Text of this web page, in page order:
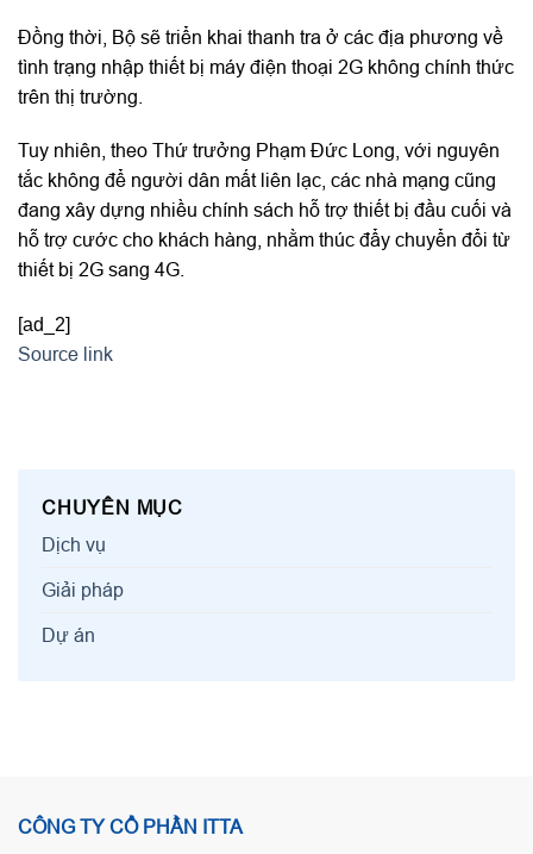
Đồng thời, Bộ sẽ triển khai thanh tra ở các địa phương về
tình trạng nhập thiết bị máy điện thoại 2G không chính thức
trên thị trường.
Tuy nhiên, theo Thứ trưởng Phạm Đức Long, với nguyên
tắc không để người dân mất liên lạc, các nhà mạng cũng
đang xây dựng nhiều chính sách hỗ trợ thiết bị đầu cuối và
hỗ trợ cước cho khách hàng, nhằm thúc đẩy chuyển đổi từ
thiết bị 2G sang 4G.
[ad_2]
Source link
CHUYÊN MỤC
Dịch vụ
Giải pháp
Dự án
CÔNG TY CỔ PHẦN ITTA